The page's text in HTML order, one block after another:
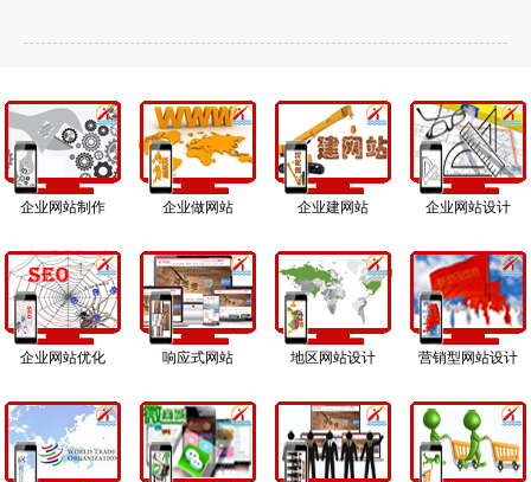
企业网站制作 企业做网站 企业建网站 企业网站设计
企业网站优化 响应式网站 地区网站设计 营销型网站设计